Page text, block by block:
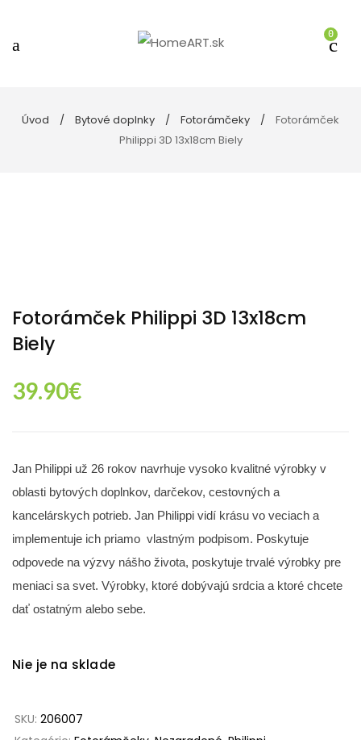
0
Úvod Bytové doplnky Fotorámčeky
Fotorámček
Philippi 3D 13x18cm Biely
Fotorámček Philippi 3D 13x18cm
Biely
39.90€
Jan Philippi už 26 rokov navrhuje vysoko kvalitné výrobky v
oblasti bytových doplnkov, darčekov, cestovných a
kancelárskych potrieb. Jan Philippi vidí krásu vo veciach a
implementuje ich priamo vlastným podpisom. Poskytuje
odpovede na výzvy nášho života, poskytuje trvalé výrobky pre
meniaci sa svet. Výrobky, ktoré dobývajú srdcia a ktoré chcete
dať ostatným alebo sebe.
Nie je na sklade
SKU: 206007